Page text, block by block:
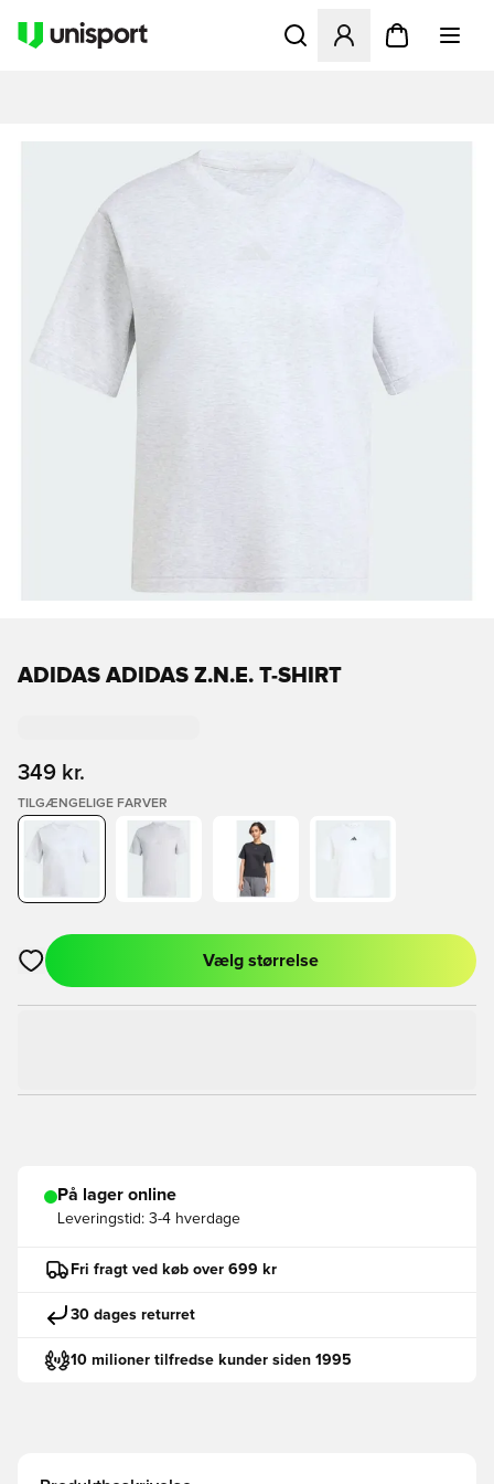
Åbner en Modal til at
ADIDAS ADIDAS Z.N.E. T-SHIRT
349 kr.
TILGÆNGELIGE FARVER
Åbner en Modal til at logge ind eller tilmelde dig som medlem
Vælg størrelse
På lager online
Leveringstid: 3-4 hverdage
Fri fragt ved køb over 699 kr
30 dages returret
10 milioner tilfredse kunder siden 1995